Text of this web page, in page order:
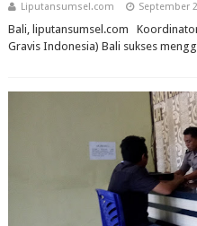
Liputansumsel.com September
Bali, liputansumsel.com
Gravis Indonesia) Bali sukses